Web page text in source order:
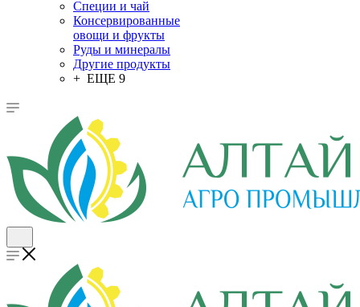
Специи и чай
Консервированные
овощи и фрукты
Руды и минералы
Другие продукты
+ ЕЩЕ 9